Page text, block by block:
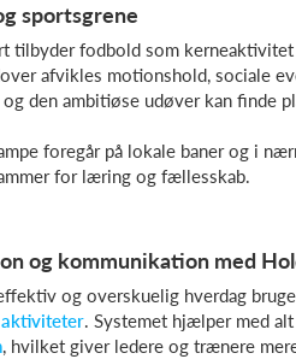
sportsgrene
tilbyder fodbold som
afvikles motionshold, sociale
den ambitiøse udøver kan finde
foregår på lokale baner og i
for læring og fællesskab.
og kommunikation med
og overskuelig hverdag
aktiviteter. Systemet hjælper med
, hvilket giver ledere og trænere